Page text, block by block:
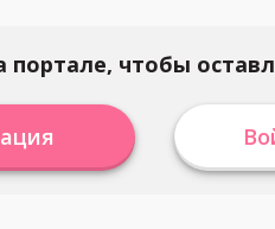
портале, чтобы